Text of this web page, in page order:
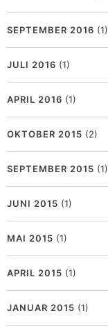
SEPTEMBER 2016 (1)
JULI 2016 (1)
APRIL 2016 (1)
OKTOBER 2015 (2)
SEPTEMBER 2015 (1)
JUNI 2015 (1)
MAI 2015 (1)
APRIL 2015 (1)
JANUAR 2015 (1)